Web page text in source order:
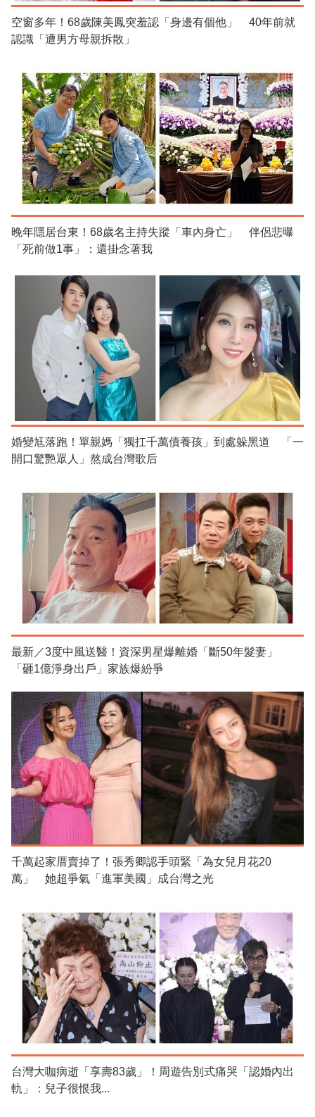
空窗多年！68歲陳美鳳突羞認「身邊有個他」 40年前就
認識「遭男方母親拆散」
晚年隱居台東！68歲名主持失蹤「車內身亡」 伴侶悲曝
「死前做1事」：還掛念著我
婚變尪落跑！單親媽「獨扛千萬債養孩」到處躲黑道 「一
開口驚艷眾人」熬成台灣歌后
最新／3度中風送醫！資深男星爆離婚「斷50年髮妻」
「砸1億淨身出戶」家族爆紛爭
千萬起家厝賣掉了！張秀卿認手頭緊「為女兒月花20
萬」 她超爭氣「進軍美國」成台灣之光
台灣大咖病逝「享壽83歲」！周遊告別式痛哭「認婚內出
軌」：兒子很恨我...